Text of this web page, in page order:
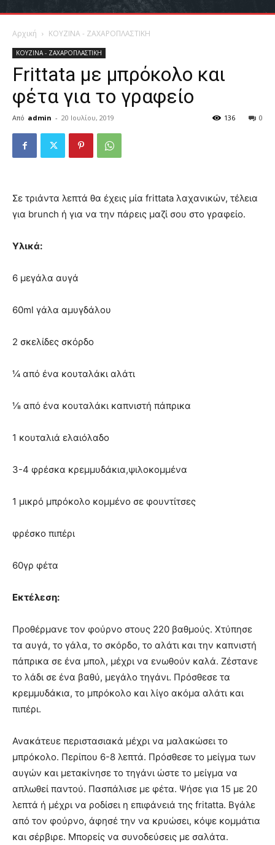
Αρχική ΚΟΥΖΙΝΑ - ΖΑΧΑΡΟΠΛΑΣΤΙΚΗ
ΚΟΥΖΙΝΑ - ΖΑΧΑΡΟΠΛΑΣΤΙΚΗ
Frittata με μπρόκολο και
φέτα για το γραφείο
Από admin - 20 Ιουλίου, 2019 0
136
Σε τριάντα λεπτά θα έχεις μία frittata λαχανικών, τέλεια
για brunch ή για να την πάρεις μαζί σου στο γραφείο.
Yλικά:
6 μεγάλα αυγά
60ml γάλα αμυγδάλου
2 σκελίδες σκόρδο
¼ από ένα κουταλάκι αλάτι
⅛ από ένα κουταλάκι καπνιστή πάπρικα
1 κουταλιά ελαιόλαδο
3-4 φρέσκα κρεμμυδάκια,ψιλοκομμένα
1 μικρό μπρόκολο κομμένο σε φουντίτσες
φρέσκο πιπέρι
60γρ φέτα
Εκτέλεση:
Προθέρμανε τον φούρνο στους 220 βαθμούς. Χτύπησε
τα αυγά, το γάλα, το σκόρδο, το αλάτι και την καπνιστή
πάπρικα σε ένα μπολ, μέχρι να ενωθούν καλά. Ζέστανε
το λάδι σε ένα βαθύ, μεγάλο τηγάνι. Πρόσθεσε τα
κρεμμυδάκια, το μπρόκολο και λίγο ακόμα αλάτι και
πιπέρι.
Ανακάτευε περιστασιακά μέχρι να μαλακώσει το
μπρόκολο. Περίπου 6-8 λεπτά. Πρόσθεσε το μείγμα των
αυγών και μετακίνησε το τηγάνι ώστε το μείγμα να
απλωθεί παντού. Πασπάλισε με φέτα. Ψήσε για 15 με 20
λεπτά ή μέχρι να ροδίσει η επιφάνειά της fritatta. Βγάλε
από τον φούρνο, άφησέ την να κρυώσει, κόψε κομμάτια
και σέρβιρε. Μπορείς να συνοδεύσεις με σαλάτα.